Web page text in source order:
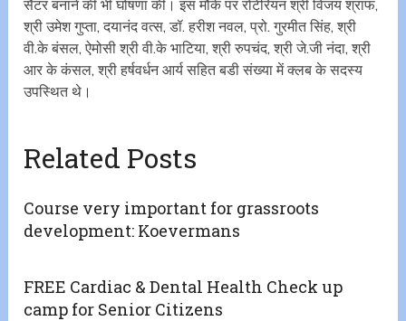
सैंटर बनाने की भी घोषणा की। इस मौके पर रोटेरियन श्री विजय श्राफ,
श्री उमेश गुप्ता, दयानंद वत्स, डॉ. हरीश नवल, प्रो. गुरमीत सिंह, श्री
वी.के बंसल, ऐमोसी श्री वी.के भाटिया, श्री रुपचंद, श्री जे.जी नंदा, श्री
आर के कंसल, श्री हर्षवर्धन आर्य सहित बडी संख्या में क्लब के सदस्य
उपस्थित थे।
Related Posts
Course very important for grassroots
development: Koevermans
FREE Cardiac & Dental Health Check up
camp for Senior Citizens